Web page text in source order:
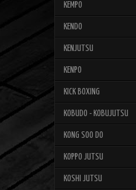
KEMPO
KENDO
KENJUTSU
KENPO
KICK BOXING
KOBUDO - KOBUJUTSU
KONG SOO DO
KOPPO JUTSU
KOSHI JUTSU